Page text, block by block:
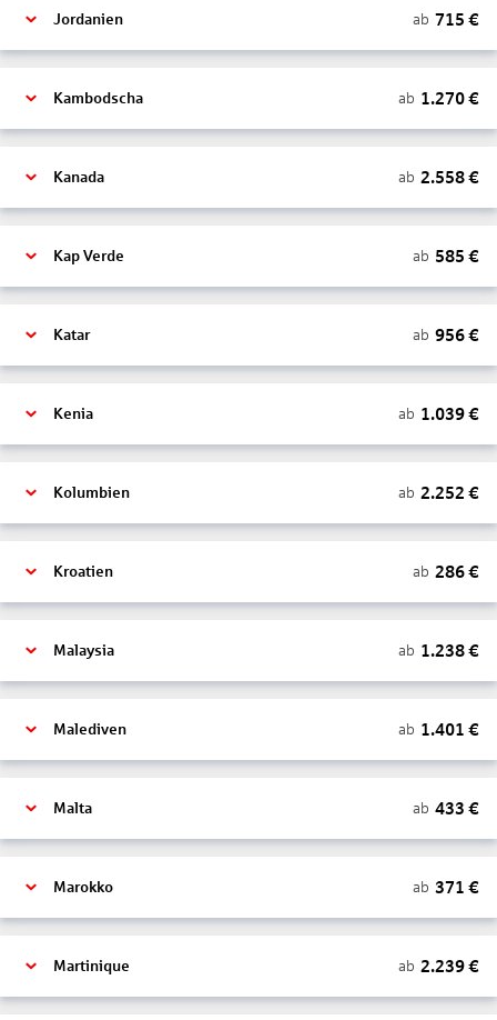
Jordanien ab 715 €
Kambodscha ab 1.270€
Kanada ab 2.558€
Kap Verde ab 585 €
Katar ab 956€
Kenia ab 1.039€
Kolumbien ab 2.252 €
Kroatien ab 286€
Malaysia ab 1.238€
Malediven ab 1.401 €
Malta ab 433 €
Marokko ab 371 €
Martinique ab 2.239€